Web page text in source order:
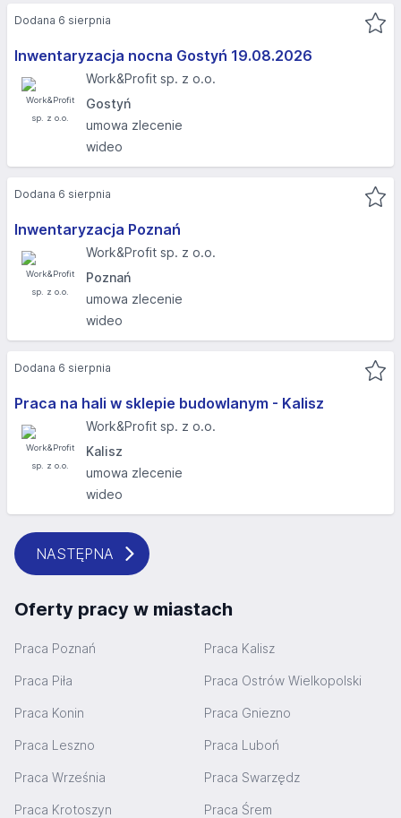
Inwentaryzacja nocna Gostyń 19.08.2026​
Work&Profit sp. z o.o.
Gostyń
umowa zlecenie
wideo
Dodana 6 sierpnia
Inwentaryzacja Poznań
Work&Profit sp. z o.o.
Poznań
umowa zlecenie
wideo
Dodana 6 sierpnia
Praca na hali w sklepie budowlanym - Kalisz
Work&Profit sp. z o.o.
Kalisz
umowa zlecenie
wideo
Dodana 6 sierpnia
NASTĘPNA
Oferty pracy w miastach
Praca Poznań Praca Kalisz
Praca Piła Praca Ostrów Wielkopolski
Praca Konin Praca Gniezno
Praca Leszno Praca Luboń
Praca Września Praca Swarzędz
Praca Krotoszyn Praca Śrem